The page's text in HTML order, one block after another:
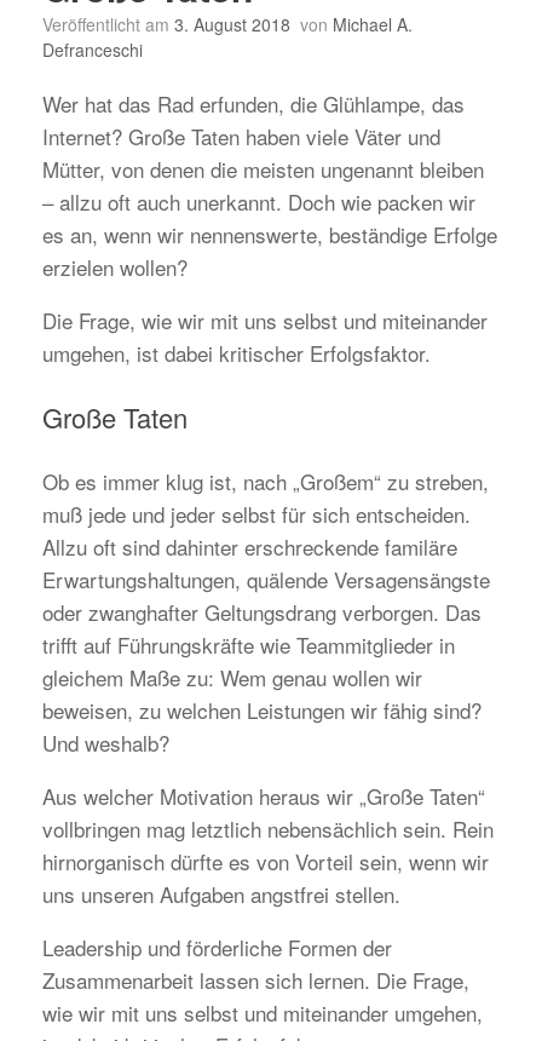
Veröffentlicht am 3. August 2018 von Michael A.
Defranceschi
Wer hat das Rad erfunden, die Glühlampe, das
Internet? Große Taten haben viele Väter und
Mütter, von denen die meisten ungenannt bleiben
– allzu oft auch unerkannt. Doch wie packen wir
es an, wenn wir nennenswerte, beständige Erfolge
erzielen wollen?
Die Frage, wie wir mit uns selbst und miteinander
umgehen, ist dabei kritischer Erfolgsfaktor.
Große Taten
Ob es immer klug ist, nach „Großem“ zu streben,
muß jede und jeder selbst für sich entscheiden.
Allzu oft sind dahinter erschreckende familäre
Erwartungshaltungen, quälende Versagensängste
oder zwanghafter Geltungsdrang verborgen. Das
trifft auf Führungskräfte wie Teammitglieder in
gleichem Maße zu: Wem genau wollen wir
beweisen, zu welchen Leistungen wir fähig sind?
Und weshalb?
Aus welcher Motivation heraus wir „Große Taten“
vollbringen mag letztlich nebensächlich sein. Rein
hirnorganisch dürfte es von Vorteil sein, wenn wir
uns unseren Aufgaben angstfrei stellen.
Leadership und förderliche Formen der
Zusammenarbeit lassen sich lernen. Die Frage,
wie wir mit uns selbst und miteinander umgehen,